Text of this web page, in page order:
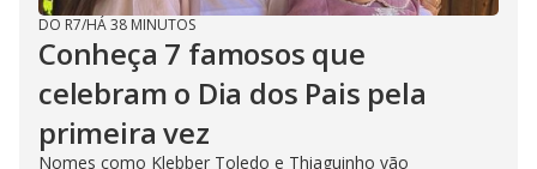
DO R7/HÁ 38 MINUTOS
Conheça 7 famosos que
celebram o Dia dos Pais pela
primeira vez
Nomes como Klebber Toledo e Thiaguinho vão